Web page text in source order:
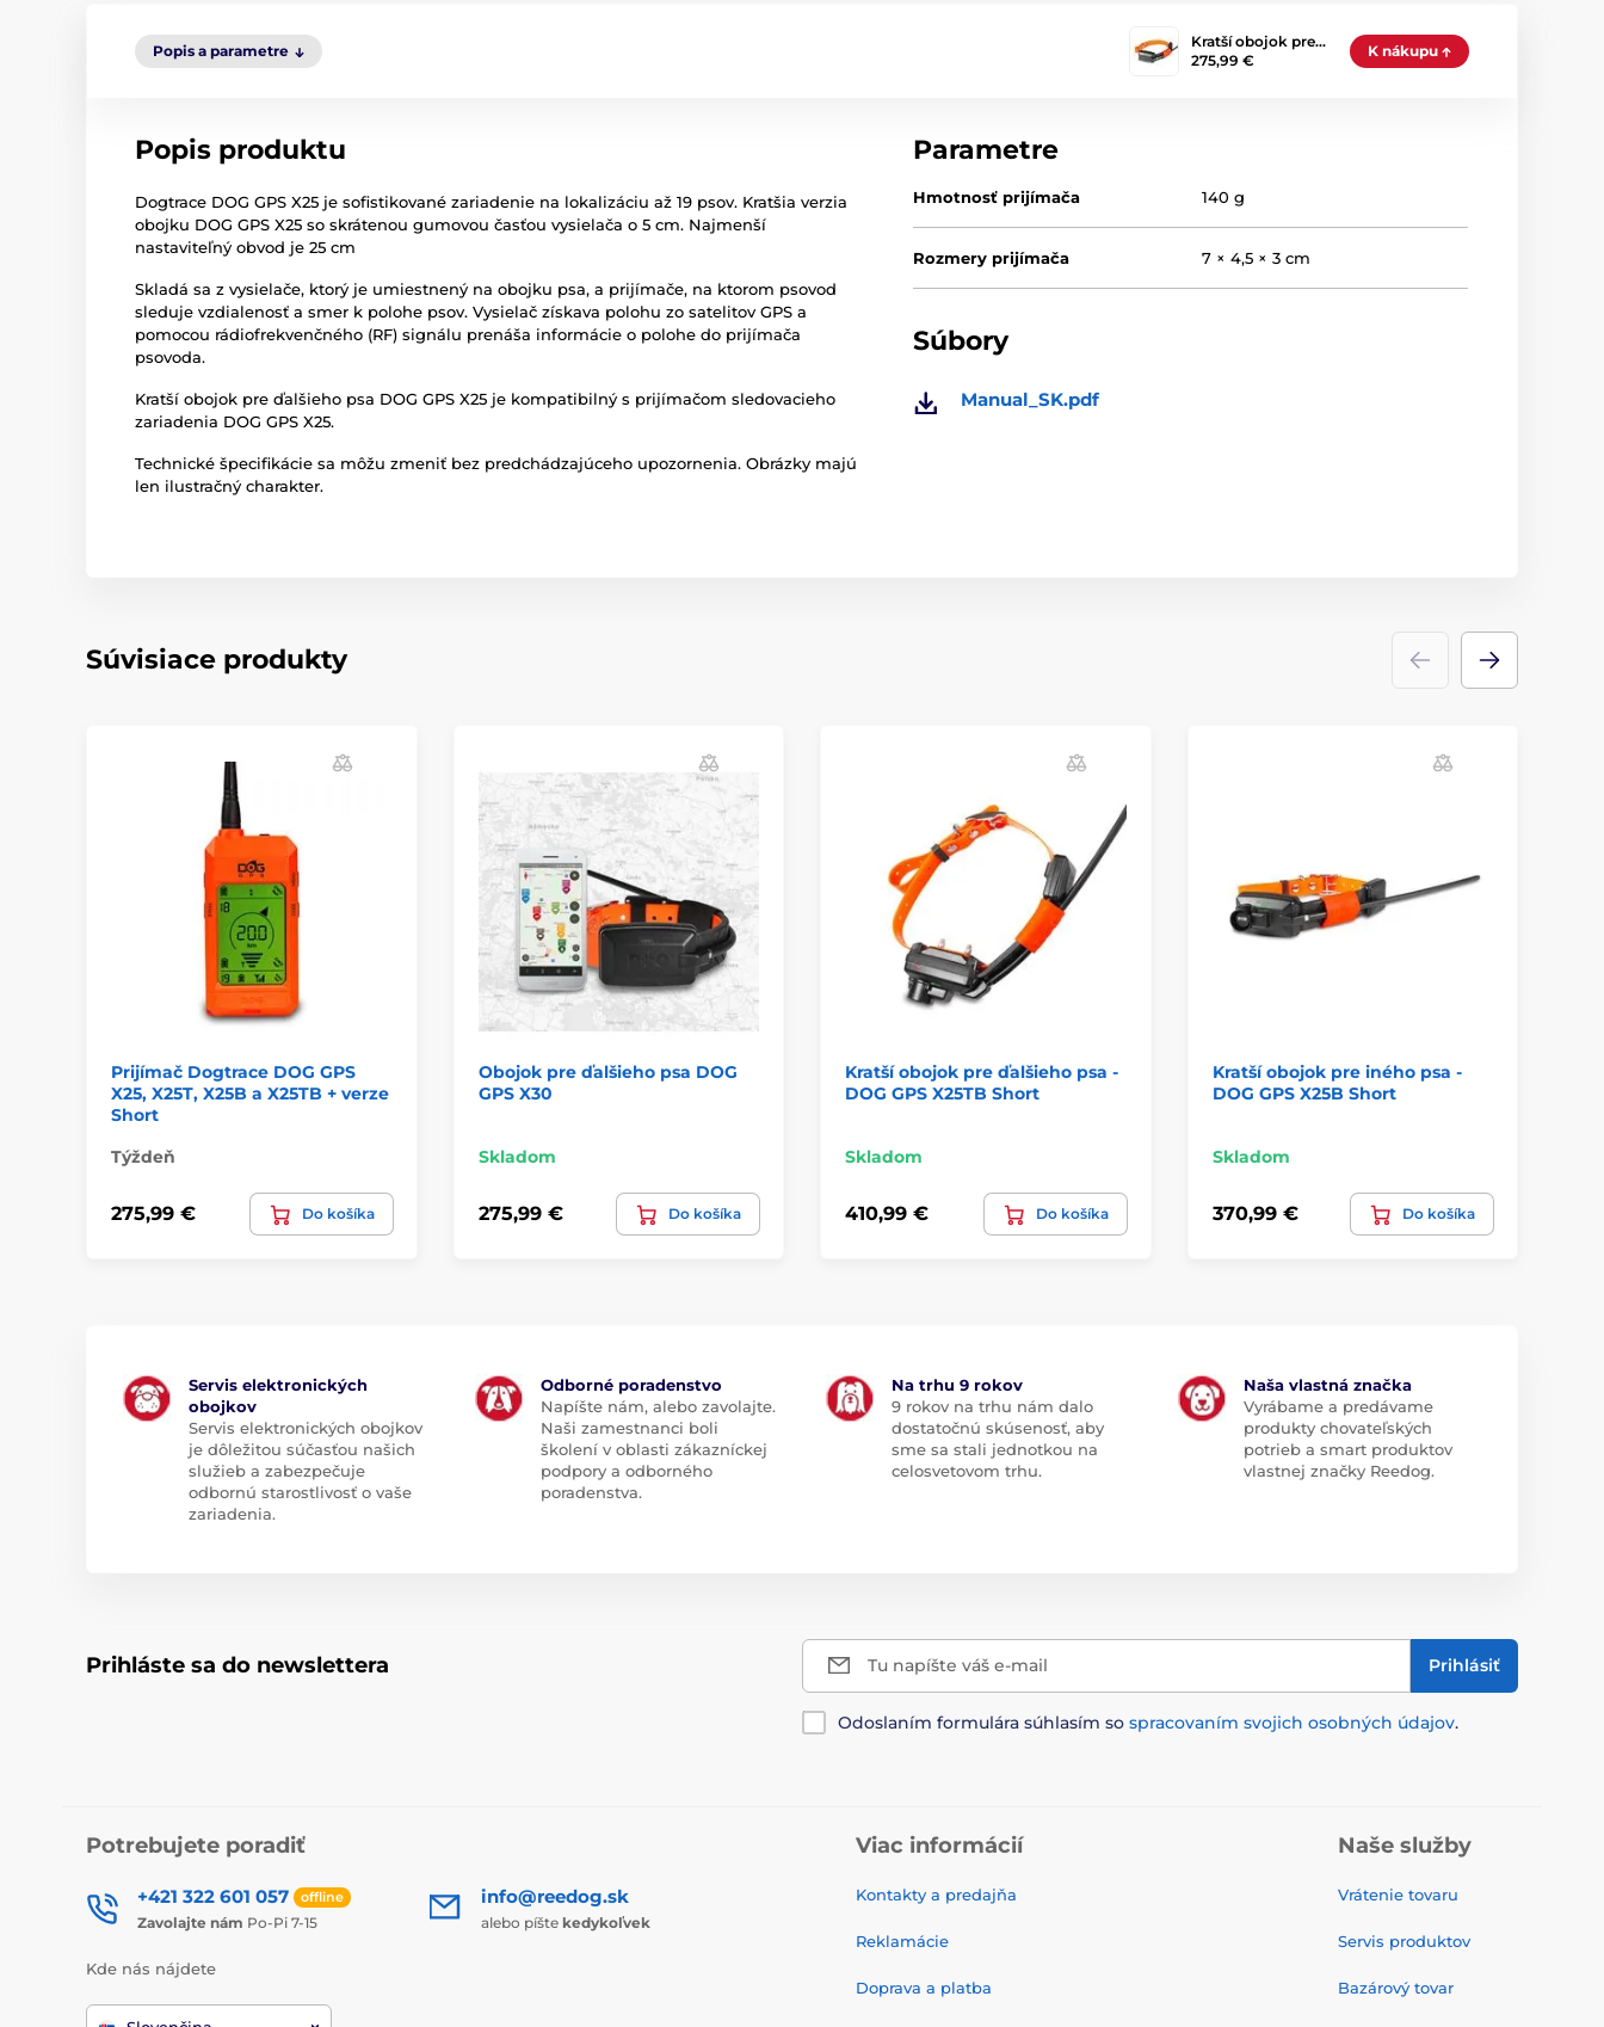
Popis a parametre
Kratší obojok pre…
275,99 €
K nákupu
Popis produktu
Dogtrace DOG GPS X25 je sofistikované zariadenie na lokalizáciu až 19 psov. Kratšia verzia
obojku DOG GPS X25 so skrátenou gumovou časťou vysielača o 5 cm. Najmenší
nastaviteľný obvod je 25 cm
Skladá sa z vysielače, ktorý je umiestnený na obojku psa, a prijímače, na ktorom psovod
sleduje vzdialenosť a smer k polohe psov. Vysielač získava polohu zo satelitov GPS a
pomocou rádiofrekvenčného (RF) signálu prenáša informácie o polohe do prijímača
psovoda.
Kratší obojok pre ďalšieho psa DOG GPS X25 je kompatibilný s prijímačom sledovacieho
zariadenia DOG GPS X25.
Technické špecifikácie sa môžu zmeniť bez predchádzajúceho upozornenia. Obrázky majú
len ilustračný charakter.
Parametre
Hmotnosť prijímača 140 g
Rozmery prijímača 7 × 4,5 × 3 cm
Súbory
Manual_SK.pdf
Súvisiace produkty
Prijímač Dogtrace DOG GPS
X25, X25T, X25B a X25TB + verze
Short
Týždeň
275,99 € Do košíka
Obojok pre ďalšieho psa DOG
GPS X30
Skladom
275,99 € Do košíka
Kratší obojok pre ďalšieho psa -
DOG GPS X25TB Short
Skladom
410,99 € Do košíka
Kratší obojok pre iného psa -
DOG GPS X25B Short
Skladom
370,99 € Do košíka
Servis elektronických
obojkov
Servis elektronických obojkov
je dôležitou súčasťou našich
služieb a zabezpečuje
odbornú starostlivosť o vaše
zariadenia.
Odborné poradenstvo
Napíšte nám, alebo zavolajte.
Naši zamestnanci boli
školení v oblasti zákazníckej
podpory a odborného
poradenstva.
Na trhu 9 rokov
9 rokov na trhu nám dalo
dostatočnú skúsenosť, aby
sme sa stali jednotkou na
celosvetovom trhu.
Naša vlastná značka
Vyrábame a predávame
produkty chovateľských
potrieb a smart produktov
vlastnej značky Reedog.
Prihláste sa do newslettera Tu napíšte váš e-mail Prihlásiť
Odoslaním formulára súhlasím so spracovaním svojich osobných údajov.
Potrebujete poradiť
+421 322 601 057 offline
Zavolajte nám Po-Pi 7-15
info@reedog.sk
alebo píšte kedykoľvek
Kde nás nájdete
Viac informácií
Kontakty a predajňa
Reklamácie
Doprava a platba
Naše služby
Vrátenie tovaru
Servis produktov
Bazárový tovar